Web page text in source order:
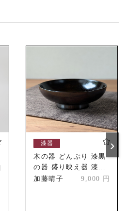
漆器
木の器 どんぶり 漆黒
の器 盛り映え器 漆仕
上げ おしゃれな器 和
加藤晴子 9,000 円
›